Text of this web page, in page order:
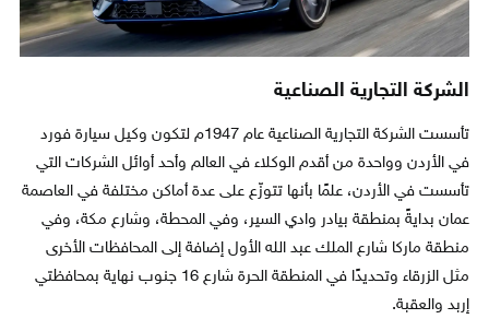
الشركة التجارية الصناعية
تأسست الشركة التجارية الصناعية عام 1947م لتكون وكيل سيارة فورد
في الأردن وواحدة من أقدم الوكلاء في العالم وأحد أوائل الشركات التي
تأسست في الأردن، علمًا بأنها تتوزّع على عدة أماكن مختلفة في العاصمة
عمان بدايةً بمنطقة بيادر وادي السير، وفي المحطة، وشارع مكة، وفي
منطقة ماركا شارع الملك عبد الله الأول إضافة إلى المحافظات الأخرى
مثل الزرقاء وتحديدًا في المنطقة الحرة شارع 16 جنوب نهاية بمحافظتي
إربد والعقبة.